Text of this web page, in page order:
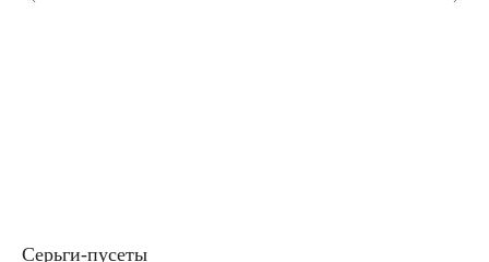
Серьги-пусеты